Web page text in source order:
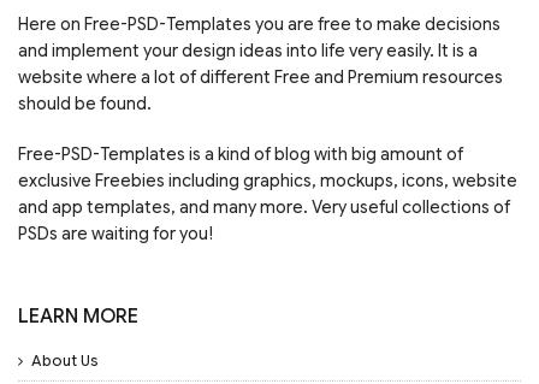
Here on Free-PSD-Templates you are free to make decisions
and implement your design ideas into life very easily. It is a
website where a lot of different Free and Premium resources
should be found.
Free-PSD-Templates is a kind of blog with big amount of
exclusive Freebies including graphics, mockups, icons, website
and app templates, and many more. Very useful collections of
PSDs are waiting for you!
LEARN MORE
About Us